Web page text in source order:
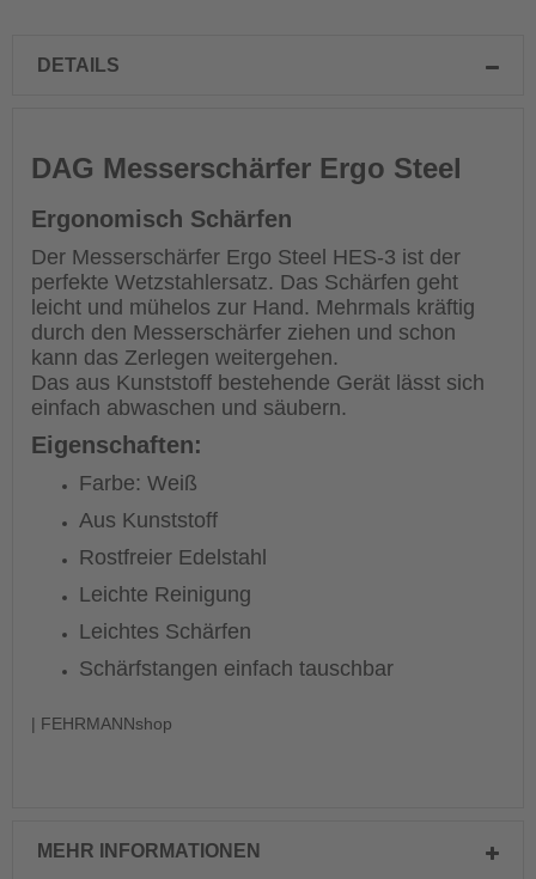
DETAILS
DAG Messerschärfer Ergo Steel
Ergonomisch Schärfen
Der Messerschärfer Ergo Steel HES-3 ist der
perfekte Wetzstahlersatz. Das Schärfen geht
leicht und mühelos zur Hand. Mehrmals kräftig
durch den Messerschärfer ziehen und schon
kann das Zerlegen weitergehen.
Das aus Kunststoff bestehende Gerät lässt sich
einfach abwaschen und säubern.
Eigenschaften:
Farbe: Weiß
Aus Kunststoff
Rostfreier Edelstahl
Leichte Reinigung
Leichtes Schärfen
Schärfstangen einfach tauschbar
| FEHRMANNshop
MEHR INFORMATIONEN